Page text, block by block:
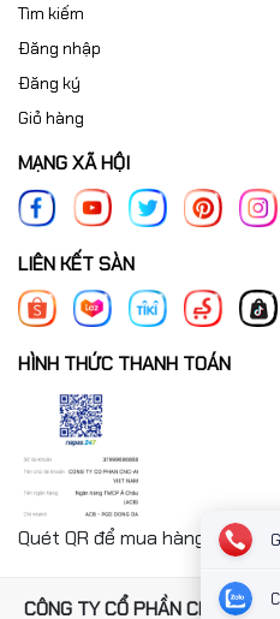
Tìm kiếm
Đăng nhập
Đăng ký
Giỏ hàng
MẠNG XÃ HỘI
LIÊN KẾT SÀN
HÌNH THỨC THANH TOÁN
Quét QR để mua hàng
CÔNG TY CỔ PHẦN CNC-AI